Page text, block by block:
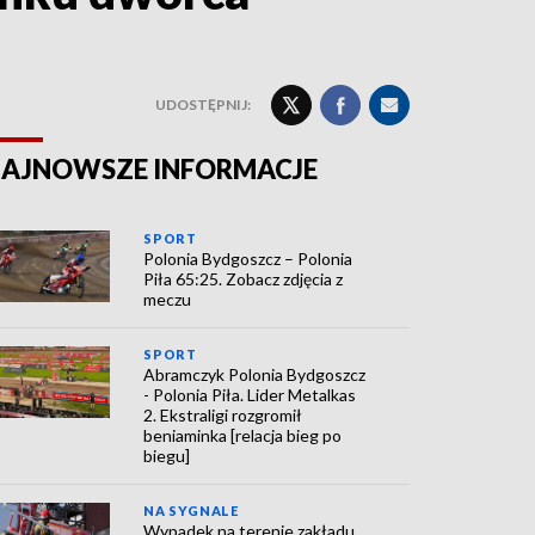
UDOSTĘPNIJ:
INFORMACJE
SPORT
Polonia Bydgoszcz – Polonia
Piła 65:25. Zobacz zdjęcia z
meczu
SPORT
Abramczyk Polonia Bydgoszcz
- Polonia Piła. Lider Metalkas
2. Ekstraligi rozgromił
beniaminka [relacja bieg po
biegu]
NA SYGNALE
Wypadek na terenie zakładu